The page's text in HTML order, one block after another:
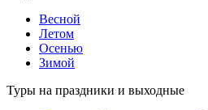
Весной
Летом
Осенью
Зимой
Туры на праздники и выходные